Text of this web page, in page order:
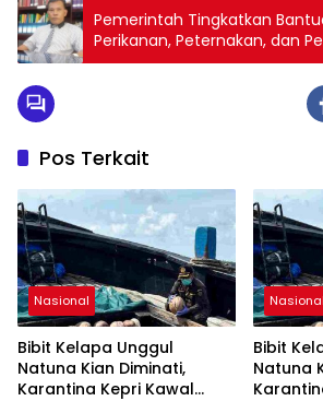
Pemerintah Tingkatkan
Perikanan, Peternakan, dan
Pos Terkait
Nasional
Bibit Kelapa Unggul
Natuna Kian Diminati,
Karantina Kepri Kawal
Nasional
Bibit
Natuna